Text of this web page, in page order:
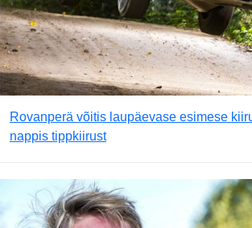
Rovanperä võitis laupäevase esimese
nappis tippkiirust